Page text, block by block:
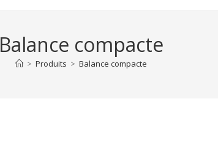
Balance compacte
> Produits > Balance compacte